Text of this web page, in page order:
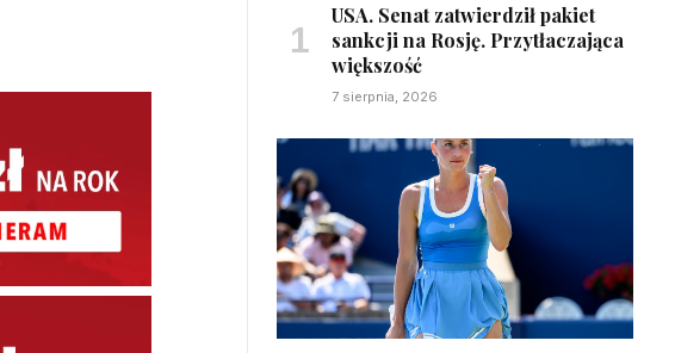
USA. Senat zatwierdził pakiet
sankcji na Rosję. Przytłaczająca
większość
7 sierpnia, 2026